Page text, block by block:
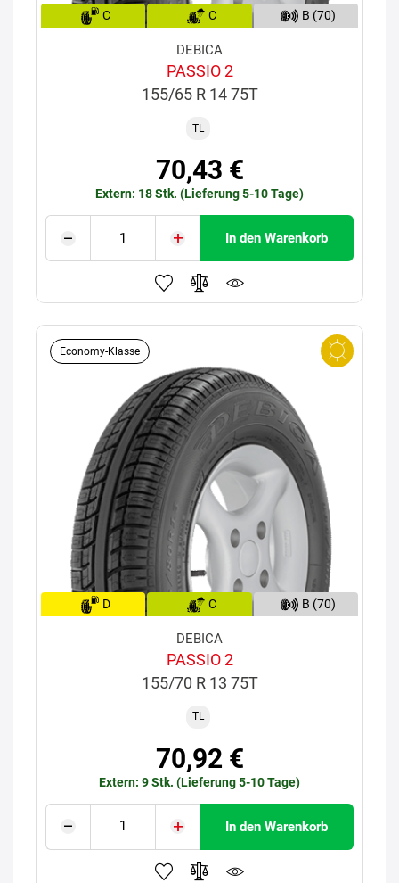
C C B (70)
DEBICA
PASSIO 2
155/65 R 14 75T
TL
70,43 €
Extern: 18 Stk. (Lieferung 5-10 Tage)
In den Warenkorb
Economy-Klasse
D C B (70)
DEBICA
PASSIO 2
155/70 R 13 75T
TL
70,92 €
Extern: 9 Stk. (Lieferung 5-10 Tage)
In den Warenkorb